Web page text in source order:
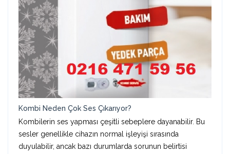
Kombi Neden Çok Ses Çıkarıyor?
Kombilerin ses yapması çeşitli sebeplere dayanabilir. Bu
sesler genellikle cihazın normal işleyişi sırasında
duyulabilir, ancak bazı durumlarda sorunun belirtisi